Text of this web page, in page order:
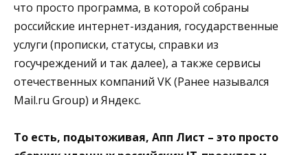
что просто программа, в которой собраны
российские интернет-издания, государственные
услуги (прописки, статусы, справки из
госучреждений и так далее), а также сервисы
отечественных компаний VK (Ранее назывался
Mail.ru Group) и Яндекс.
То есть, подытоживая, Апп Лист – это просто